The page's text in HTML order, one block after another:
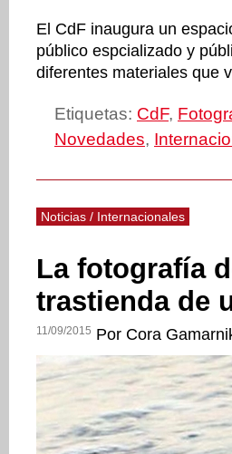
El CdF inaugura un
público espcializado y
diferentes materiales que
Etiquetas: CdF,
Novedades,
Noticias / Internacionales
La fotografía
trastienda de
11/09/2015 Por Cora